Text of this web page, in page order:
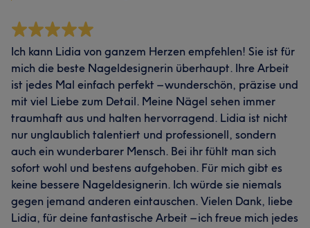
Ich kann Lidia von ganzem Herzen empfehlen! Sie ist für
mich die beste Nageldesignerin überhaupt. Ihre Arbeit
ist jedes Mal einfach perfekt – wunderschön, präzise und
mit viel Liebe zum Detail. Meine Nägel sehen immer
traumhaft aus und halten hervorragend. Lidia ist nicht
nur unglaublich talentiert und professionell, sondern
auch ein wunderbarer Mensch. Bei ihr fühlt man sich
sofort wohl und bestens aufgehoben. Für mich gibt es
keine bessere Nageldesignerin. Ich würde sie niemals
gegen jemand anderen eintauschen. Vielen Dank, liebe
Lidia, für deine fantastische Arbeit – ich freue mich jedes